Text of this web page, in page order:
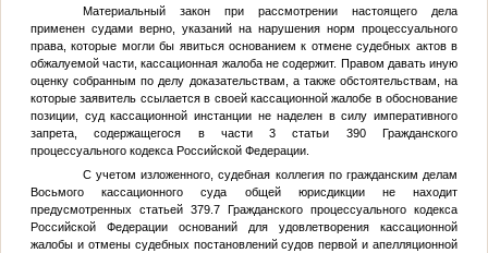
Материальный закон при рассмотрении настоящего дела
применен судами верно, указаний на нарушения норм процессуального
права, которые могли бы явиться основанием к отмене судебных актов в
обжалуемой части, кассационная жалоба не содержит. Правом давать иную
оценку собранным по делу доказательствам, а также обстоятельствам, на
которые заявитель ссылается в своей кассационной жалобе в обоснование
позиции, суд кассационной инстанции не наделен в силу императивного
запрета, содержащегося в части 3 статьи 390 Гражданского
процессуального кодекса Российской Федерации.
С учетом изложенного, судебная коллегия по гражданским делам
Восьмого кассационного суда общей юрисдикции не находит
предусмотренных статьей 379.7 Гражданского процессуального кодекса
Российской Федерации оснований для удовлетворения кассационной
жалобы и отмены судебных постановлений судов первой и апелляционной